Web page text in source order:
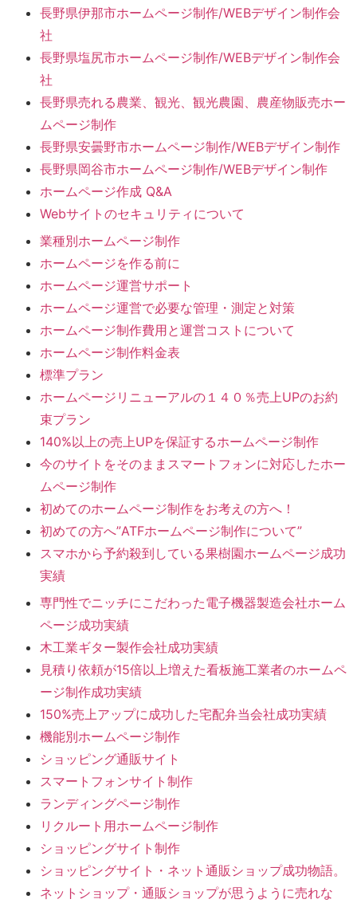
長野県伊那市ホームページ制作/WEBデザイン制作会
社
長野県塩尻市ホームページ制作/WEBデザイン制作会
社
長野県売れる農業、観光、観光農園、農産物販売ホー
ムページ制作
長野県安曇野市ホームページ制作/WEBデザイン制作
長野県岡谷市ホームページ制作/WEBデザイン制作
ホームページ作成 Q&A
Webサイトのセキュリティについて
業種別ホームページ制作
ホームページを作る前に
ホームページ運営サポート
ホームページ運営で必要な管理・測定と対策
ホームページ制作費用と運営コストについて
ホームページ制作料金表
標準プラン
ホームページリニューアルの１４０％売上UPのお約
束プラン
140%以上の売上UPを保証するホームページ制作
今のサイトをそのままスマートフォンに対応したホー
ムページ制作
初めてのホームページ制作をお考えの方へ！
初めての方へ”ATFホームページ制作について”
スマホから予約殺到している果樹園ホームページ成功
実績
専門性でニッチにこだわった電子機器製造会社ホーム
ページ成功実績
木工業ギター製作会社成功実績
見積り依頼が15倍以上増えた看板施工業者のホームペ
ージ制作成功実績
150%売上アップに成功した宅配弁当会社成功実績
機能別ホームページ制作
ショッピング通販サイト
スマートフォンサイト制作
ランディングページ制作
リクルート用ホームページ制作
ショッピングサイト制作
ショッピングサイト・ネット通販ショップ成功物語。
ネットショップ・通販ショップが思うように売れな